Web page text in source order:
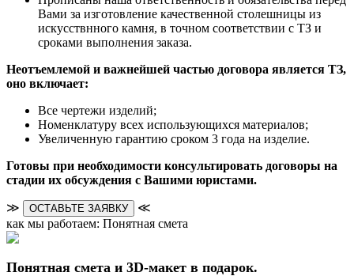
Вами за изготовление качественной столешницы из
искусствнного камня, в точном соответствии с ТЗ и
сроками выполнения заказа.
Неотъемлемой и важнейшей частью договора является ТЗ,
оно включает:
Все чертежи изделий;
Номенклатуру всех использующихся материалов;
Увеличенную гарантию сроком 3 года на изделие.
Готовы при необходимости консультировать договоры на
стадии их обсуждения с Вашими юристами.
≫ ОСТАВЬТЕ ЗАЯВКУ
≪
как мы работаем: Понятная смета
Понятная смета и 3D-макет в подарок.